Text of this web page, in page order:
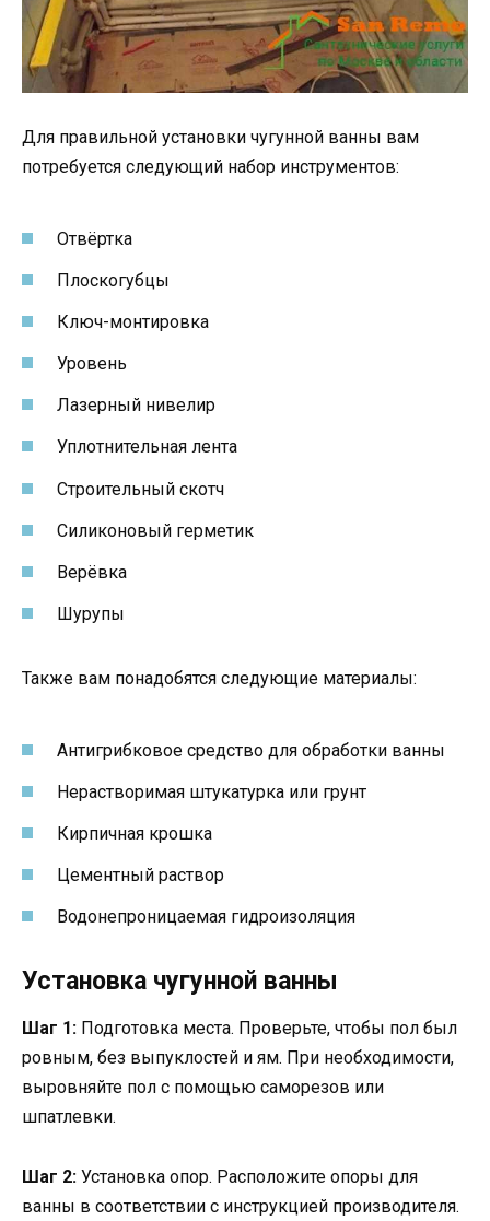
Для правильной установки чугунной ванны вам
потребуется следующий набор инструментов:
Отвёртка
Плоскогубцы
Ключ-монтировка
Уровень
Лазерный нивелир
Уплотнительная лента
Строительный скотч
Силиконовый герметик
Верёвка
Шурупы
Также вам понадобятся следующие материалы:
Антигрибковое средство для обработки ванны
Нерастворимая штукатурка или грунт
Кирпичная крошка
Цементный раствор
Водонепроницаемая гидроизоляция
Установка чугунной ванны
Шаг 1: Подготовка места. Проверьте, чтобы пол был
ровным, без выпуклостей и ям. При необходимости,
выровняйте пол с помощью саморезов или
шпатлевки.
Шаг 2: Установка опор. Расположите опоры для
ванны в соответствии с инструкцией производителя.